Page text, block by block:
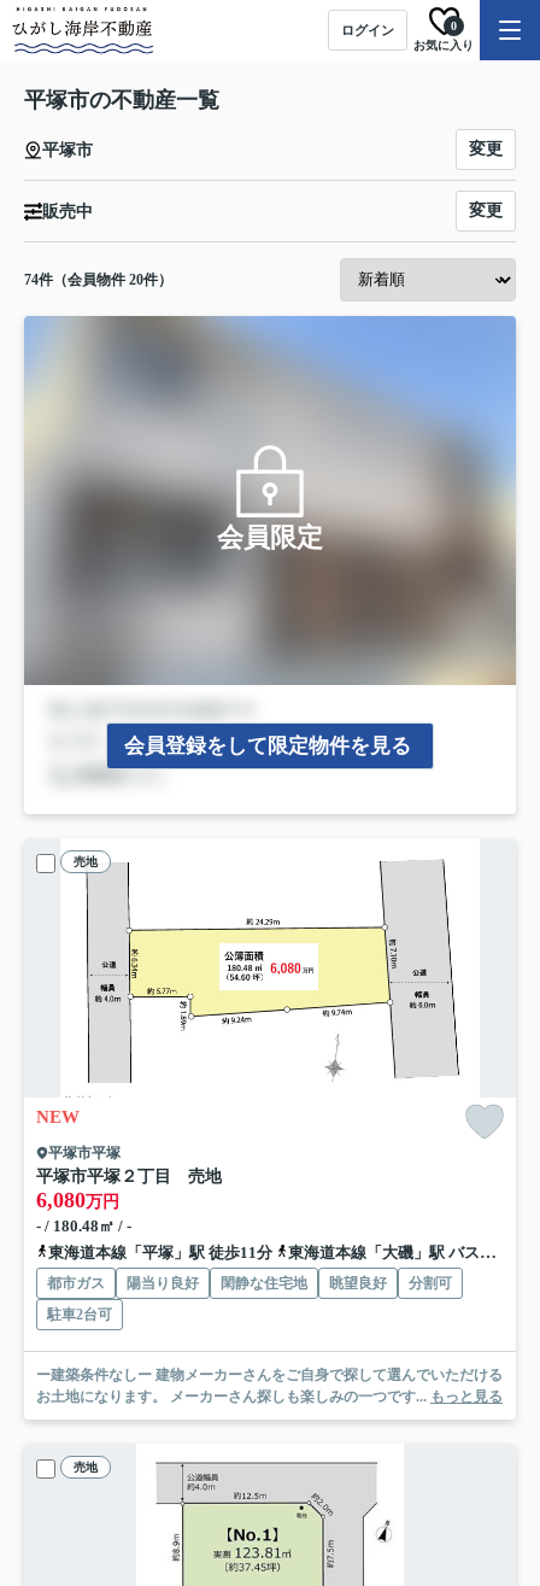
ログイン
お気に入り
0
平塚市の不動産一覧
平塚市 変更
販売中 変更
74件（会員物件 20件）
会員限定
会員登録をして限定物件を見る
売地
NEW
平塚市平塚
平塚市平塚２丁目 売地
6,080万円
- / 180.48㎡ / -
東海道本線「平塚」駅 徒歩11分
東海道本線「大磯」駅 バス13分 神奈川中央交通「八間通り」 停歩2分
都市ガス 陽当り良好 閑静な住宅地 眺望良好
分割可
駐車2台可
ー建築条件なしー 建物メーカーさんをご自身で探して選んでいただける
お土地になります。 メーカーさん探しも楽しみの一つです... もっと見る
売地